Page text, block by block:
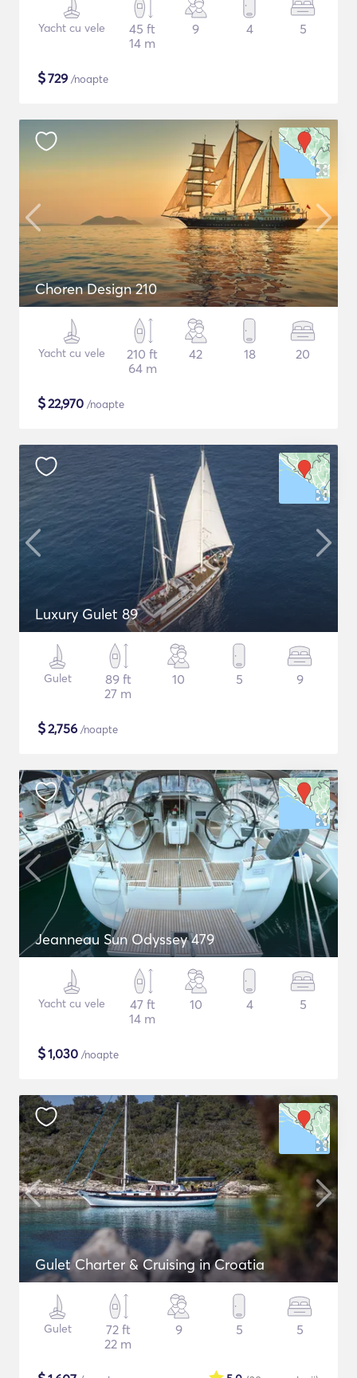
Yacht cu vele
45 ft
14 m
9 4 5
$729 /noapte
Choren Design 210
Yacht cu vele
210 ft
64 m
42 18 20
$22,970 /noapte
Luxury Gulet 89
Gulet
89 ft
27 m
10 5 9
$2,756 /noapte
Jeanneau Sun Odyssey 479
Yacht cu vele
47 ft
14 m
10 4 5
$1,030 /noapte
Gulet Charter & Cruising in Croatia
Gulet
72 ft
22 m
9 5 5